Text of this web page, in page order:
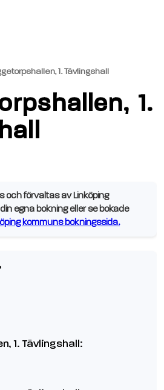
1. Tävlingshall
1.
och förvaltas av Linköping
egna bokning eller se bokade
kommuns bokningssida.
1. Tävlingshall: